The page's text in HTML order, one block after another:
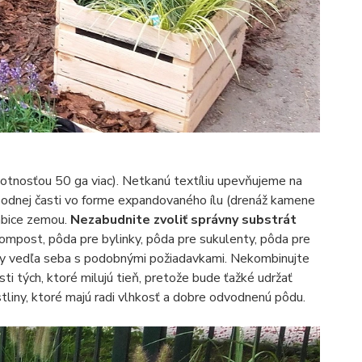
50 ga viac). Netkanú textíliu upevňujeme na
časti vo forme expandovaného ílu (drenáž kamene
zemou. Nezabudnite zvoliť správny substrát
pôda pre bylinky, pôda pre sukulenty, pôda pre
seba s podobnými požiadavkami. Nekombinujte
tých, ktoré milujú tieň, pretože bude ťažké udržať
ktoré majú radi vlhkosť a dobre odvodnenú pôdu.